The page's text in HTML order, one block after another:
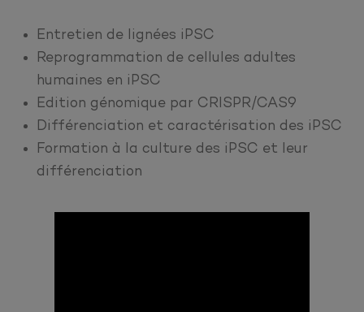
Entretien de lignées iPSC
Reprogrammation de cellules adultes
humaines en iPSC
Edition génomique par CRISPR/CAS9
Différenciation et caractérisation des iPSC
Formation à la culture des iPSC et leur
différenciation